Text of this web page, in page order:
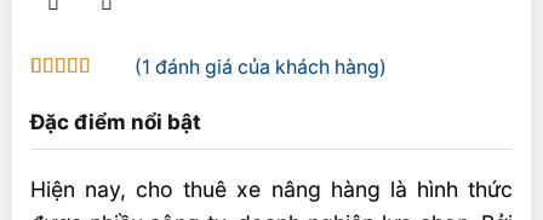
trênđánh
giá
(1 đánh giá của khách hàng)
Đặc điểm nổi bật
Hiện nay, cho thuê xe nâng hàng là hình thức